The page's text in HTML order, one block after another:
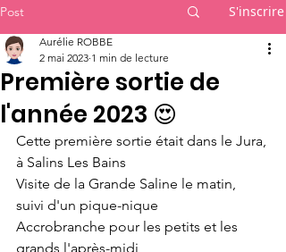
Post S'inscrire
Première sortie de
l'année 2023 😍
Aurélie ROBBE
2 mai 2023 1 min de lecture
Cette première sortie était dans le Jura,
à Salins Les Bains
Visite de la Grande Saline le matin,
suivi d'un pique-nique
Accrobranche pour les petits et les
grands l'après-midi